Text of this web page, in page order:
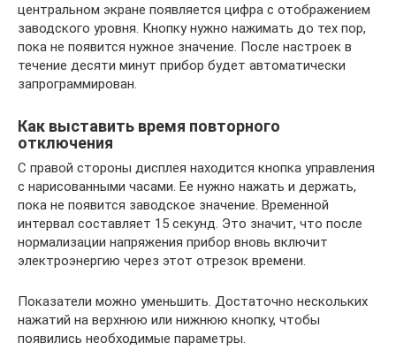
центральном экране появляется цифра с отображением
заводского уровня. Кнопку нужно нажимать до тех пор,
пока не появится нужное значение. После настроек в
течение десяти минут прибор будет автоматически
запрограммирован.
Как выставить время повторного
отключения
С правой стороны дисплея находится кнопка управления
с нарисованными часами. Ее нужно нажать и держать,
пока не появится заводское значение. Временной
интервал составляет 15 секунд. Это значит, что после
нормализации напряжения прибор вновь включит
электроэнергию через этот отрезок времени.
Показатели можно уменьшить. Достаточно нескольких
нажатий на верхнюю или нижнюю кнопку, чтобы
появились необходимые параметры.